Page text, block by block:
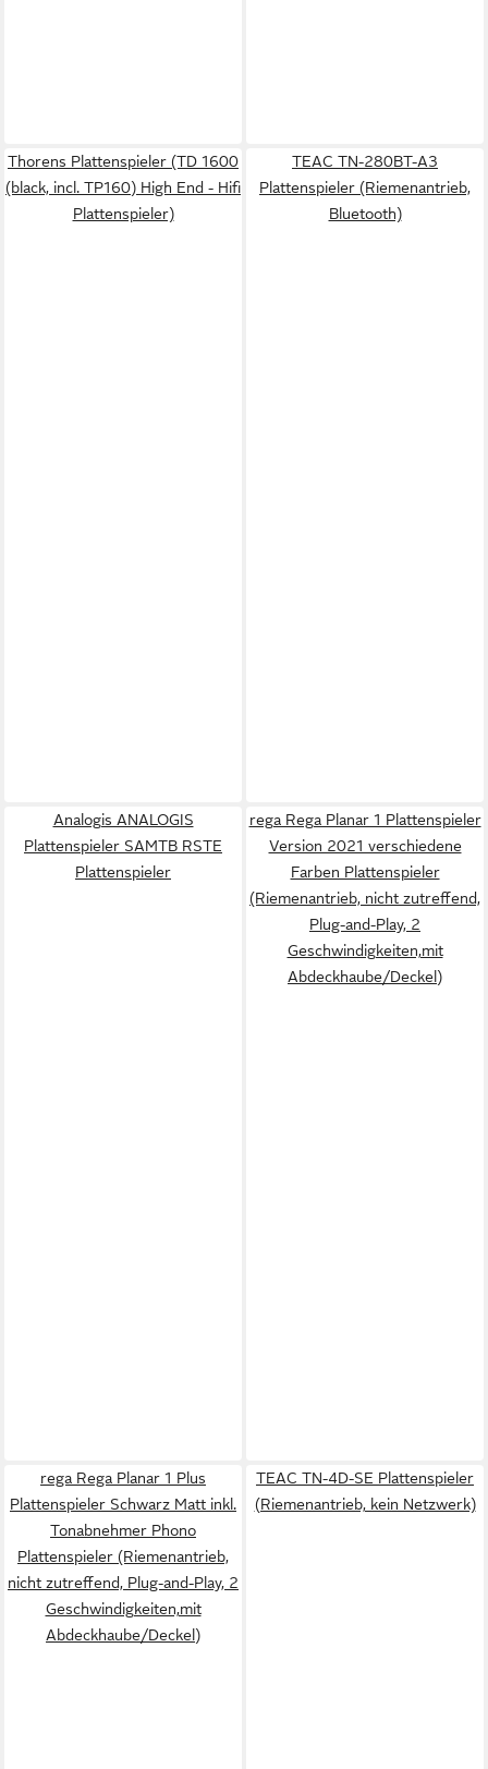
Thorens Plattenspieler (TD 1600
(black, incl. TP160) High End - Hifi
Plattenspieler)
TEAC TN-280BT-A3
Plattenspieler (Riemenantrieb,
Bluetooth)
Analogis ANALOGIS
Plattenspieler SAMTB RSTE
Plattenspieler
rega Rega Planar 1 Plattenspieler
Version 2021 verschiedene
Farben Plattenspieler
(Riemenantrieb, nicht zutreffend,
Plug-and-Play, 2
Geschwindigkeiten,mit
Abdeckhaube/Deckel)
rega Rega Planar 1 Plus
Plattenspieler Schwarz Matt inkl.
Tonabnehmer Phono
Plattenspieler (Riemenantrieb,
nicht zutreffend, Plug-and-Play, 2
Geschwindigkeiten,mit
Abdeckhaube/Deckel)
TEAC TN-4D-SE Plattenspieler
(Riemenantrieb, kein Netzwerk)